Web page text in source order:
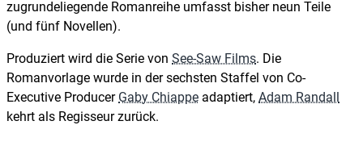
zugrundeliegende Romanreihe umfasst bisher neun Teile
(und fünf Novellen).
Produziert wird die Serie von See-Saw Films. Die
Romanvorlage wurde in der sechsten Staffel von Co-
Executive Producer Gaby Chiappe adaptiert, Adam Randall
kehrt als Regisseur zurück.